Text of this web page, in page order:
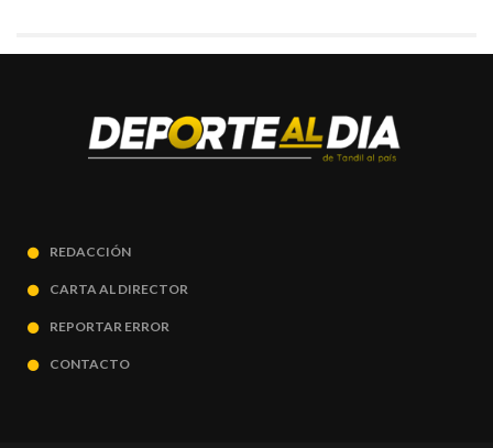
REDACCIÓN
CARTA AL DIRECTOR
REPORTAR ERROR
CONTACTO